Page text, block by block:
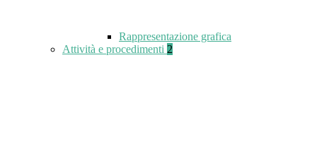
Rappresentazione grafica
Attività e procedimenti 2